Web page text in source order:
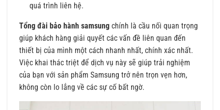
quá trình liên hệ.
Tổng đài bảo hành samsung chính là cầu nối quan trọng
giúp khách hàng giải quyết các vấn đề liên quan đến
thiết bị của mình một cách nhanh nhất, chính xác nhất.
Việc khai thác triệt để dịch vụ này sẽ giúp trải nghiệm
của bạn với sản phẩm Samsung trở nên trọn vẹn hơn,
không còn lo lắng về các sự cố bất ngờ.